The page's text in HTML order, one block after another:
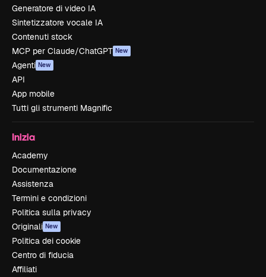
Generatore di video IA
Sintetizzatore vocale IA
Contenuti stock
MCP per Claude/ChatGPT New
Agenti New
API
App mobile
Tutti gli strumenti Magnific
Inizia
Academy
Documentazione
Assistenza
Termini e condizioni
Politica sulla privacy
Originali New
Politica dei cookie
Centro di fiducia
Affiliati